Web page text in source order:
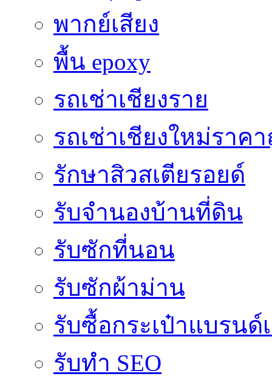
พากย์เสียง
พื้น epoxy
รถเช่าเชียงราย
รถเช่าเชียงใหม่ราค
รักษาสิวสเตียรอยด์
รับจำนองบ้านที่ดิน
รับซักที่นอน
รับซักผ้าม่าน
รับซื้อกระเป๋าแบรนด์
รับทำ SEO